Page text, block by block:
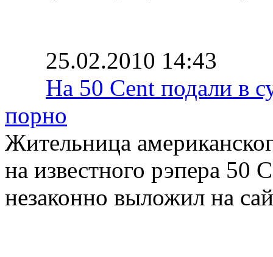
25.02.2010 14:43
На 50 Cent подали в
порно
Жительница
на известного рэпера 50
незаконно выложил на